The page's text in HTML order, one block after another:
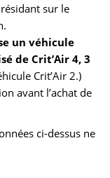
sur le
un véhicule
de Crit’Air 4, 3
Crit’Air 2.)
avant l’achat de
ci-dessus ne